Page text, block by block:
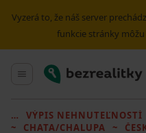
Vyzerá to, že náš server
funkcie stránky
Hlavné menu
Bezrealitky
VÝPIS NEHNUTEĽNOSTÍ
CHATA/CHALUPA